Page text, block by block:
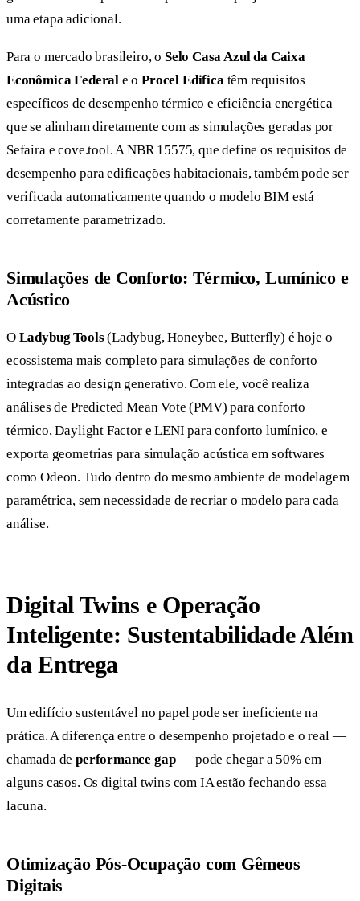
uma etapa adicional.
Para o mercado brasileiro, o Selo Casa Azul da Caixa
Econômica Federal e oProcel Edificatêm requisitos
específicos de desempenho térmico e eficiência energética
que se alinham diretamente com as simulações geradas por
Sefaira e cove.tool. A NBR 15575, que define os requisitos de
desempenho para edificações habitacionais, também pode ser
verificada automaticamente quando o modelo BIM está
corretamente parametrizado.
Simulações de Conforto: Térmico, Lumínico e
Acústico
O Ladybug Tools(Ladybug, Honeybee, Butterfly) é hoje o
ecossistema mais completo para simulações de conforto
integradas ao design generativo. Com ele, você realiza
análises de Predicted Mean Vote (PMV) para conforto
térmico, Daylight Factor e LENI para conforto lumínico, e
exporta geometrias para simulação acústica em softwares
como Odeon. Tudo dentro do mesmo ambiente de modelagem
paramétrica, sem necessidade de recriar o modelo para cada
análise.
Digital Twins e Operação
Inteligente: Sustentabilidade Além
da Entrega
Um edifício sustentável no papel pode ser ineficiente na
prática. A diferença entre o desempenho projetado e o real —
chamada deperformance gap— pode chegar a 50% em
alguns casos. Os digital twins com IA estão fechando essa
lacuna.
Otimização Pós-Ocupação com Gêmeos
Digitais